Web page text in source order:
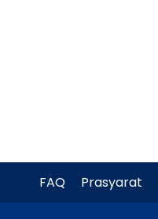
FAQ Prasyarat